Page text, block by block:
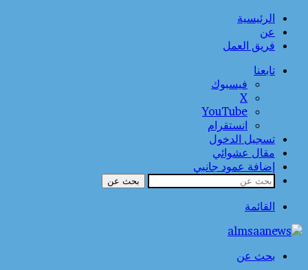
الرئيسية
عن
فريق العمل
تابعنا
فيسبوك
‫X
‫YouTube
انستقرام
تسجيل الدخول
مقال عشوائي
إضافة عمود جانبي
بحث عن
القائمة
بحث عن